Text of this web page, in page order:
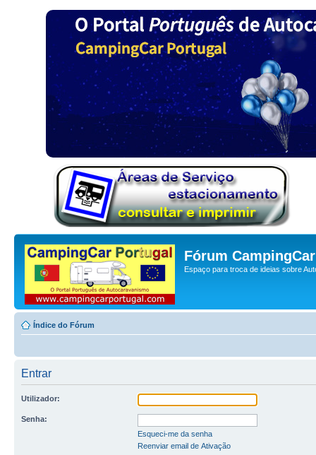
Fórum
Espaço para troca de ideias sobre
Índice do Fórum
Entrar
Utilizador:
Senha:
Esqueci-me da senha
Reenviar email de Ativação